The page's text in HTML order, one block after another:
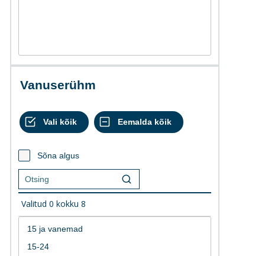
Vanuserühm
Sõna algus
Valitud 0 kokku 8